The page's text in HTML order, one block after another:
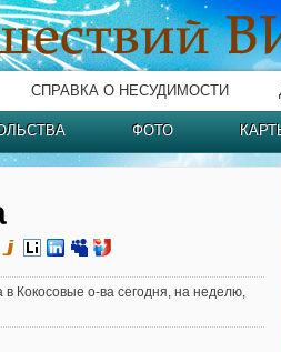
СПРАВКА О НЕСУДИМОСТИ
ФОТО
в Кокосовые о-ва сегодня, на неделю,